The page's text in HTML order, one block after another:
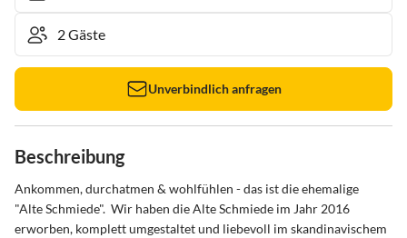
Unverbindlich anfragen
Beschreibung
Ankommen, durchatmen & wohlfühlen - das ist die ehemalige
"Alte Schmiede".  Wir haben die Alte Schmiede im Jahr 2016
erworben, komplett umgestaltet und liebevoll im skandinavischem